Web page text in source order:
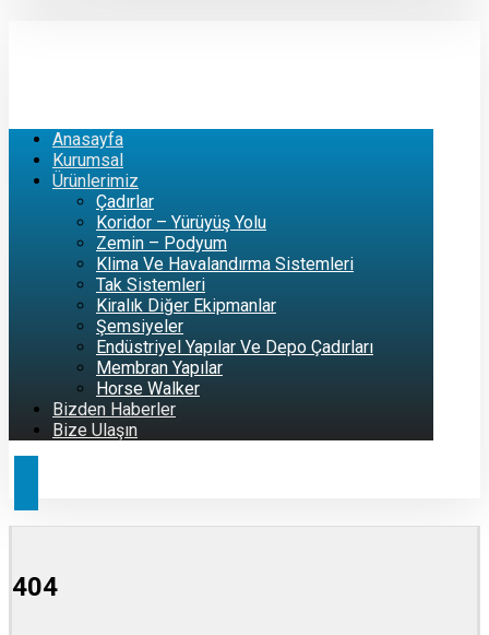
Anasayfa
Kurumsal
Ürünlerimiz
Çadırlar
Koridor – Yürüyüş Yolu
Zemin – Podyum
Klima Ve Havalandırma Sistemleri
Tak Sistemleri
Kiralık Diğer Ekipmanlar
Şemsiyeler
Endüstriyel Yapılar Ve Depo Çadırları
Membran Yapılar
Horse Walker
Bizden Haberler
Bize Ulaşın
404